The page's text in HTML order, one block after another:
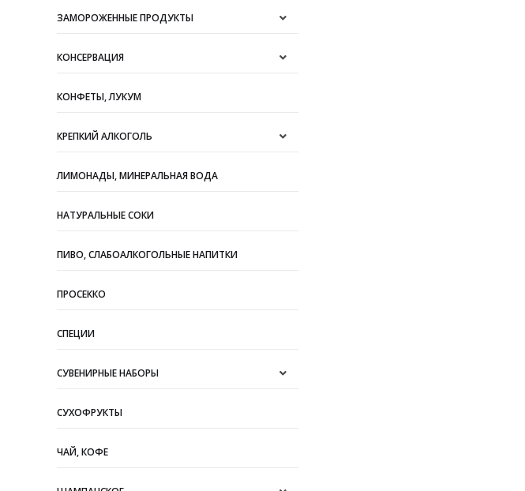
ЗАМОРОЖЕННЫЕ ПРОДУКТЫ
КОНСЕРВАЦИЯ
КОНФЕТЫ, ЛУКУМ
КРЕПКИЙ АЛКОГОЛЬ
ЛИМОНАДЫ, МИНЕРАЛЬНАЯ ВОДА
НАТУРАЛЬНЫЕ СОКИ
ПИВО, СЛАБОАЛКОГОЛЬНЫЕ НАПИТКИ
ПРОСЕККО
СПЕЦИИ
СУВЕНИРНЫЕ НАБОРЫ
СУХОФРУКТЫ
ЧАЙ, КОФЕ